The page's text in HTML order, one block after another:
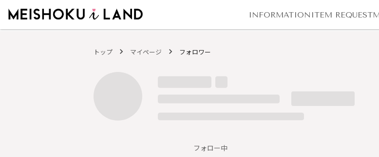
INFORMATION ITEM REQUEST
トップ マイページ フォロワー
フォロー中